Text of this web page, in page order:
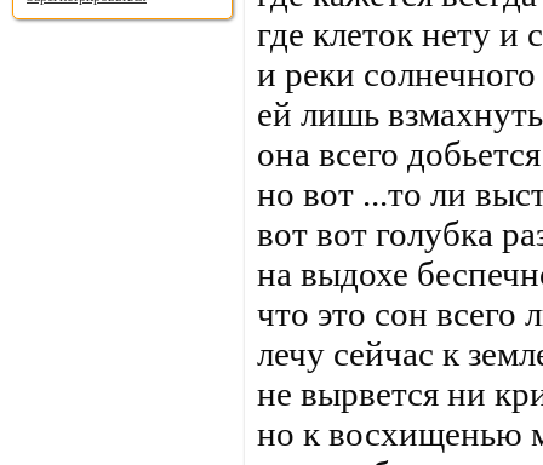
где клеток нету и
и реки
ей лишь
она всего добьется
но вот ...то ли
вот вот голубка
на выдохе
что это сон всего
лечу сейчас к
не вырвется ни
но к восхищенью